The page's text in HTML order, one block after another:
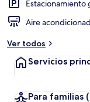
Estacionamiento
Aire
Ver todos
Servicios
Para familias